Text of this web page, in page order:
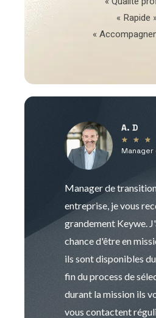
« Rapide
«
A. D
★ ★ ★
Manager de
entreprise, je vous
grandement Keywe.
chance d'être en
ils sont disponibles
fin du process de
durant la mission ils
vous contactent